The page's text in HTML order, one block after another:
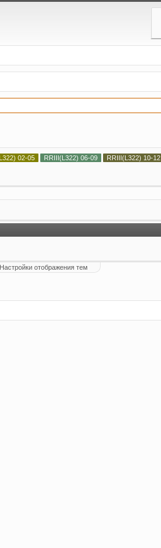
02-05 RRIII(L322) 06-09 RRIII(L322) 10-12
Настройки отображения тем